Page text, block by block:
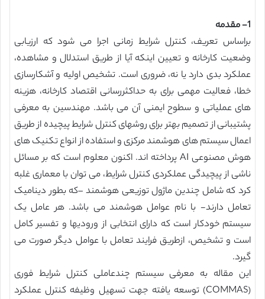
1- مقدمه
براساس تعریف، کنترل شرایط زمانی اجرا می شود که ارزیابی
وضعیت کارخانه و تعیین اینکه آیا از طریق استدلال و مشاهده،
عملکرد بدی دارد یا نه، ضروری است. تشخیص اولیه و آشکارسازی
خطا، فعالیت مهمی برای به حداکثررسانی اقتصاد کارخانه، هزینه
های عملیاتی و سطوح ایمنی آن می باشد. مهندسین به معرفی
پشتیبانی از تصمیم بهتر برای روشهای کنترل شرایط پیچیده از طریق
اعمال سیستم های هوشمند مرکزی و استفاده از انواع تکنیک های
هوش مصنوعی AI پرداخته اند. اکنون معلوم است که بر مسائل
ناشی از پیچیدگی عملکردی کنترل شرایط، می توان با معماری غلبه
کرد که شامل چندین ماژول توزیعی هوشمند –که بطور دینامیک
تعامل دارند- با نام عوامل هوشمند می باشد. هر عامل یک
سیستم خودکار است که دارای انتخابی از ورودیها و تفسیر کامل
است و تشخیص، ازطریق فرایند تعامل با عوامل دیگر صورت می
گیرد.
این مقاله به معرفی سیستم چندعاملی کنترل شرایط فوری
(COMMAS) توسعه یافته جهت تسهیل وظیفه کنترل عملکرد